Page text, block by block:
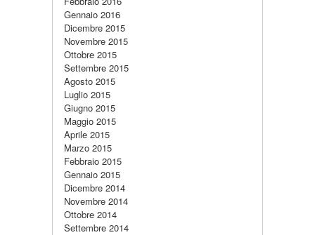
Gennaio 2016
Dicembre 2015
Novembre 2015
Ottobre 2015
Settembre 2015
Agosto 2015
Luglio 2015
Giugno 2015
Maggio 2015
Aprile 2015
Marzo 2015
Febbraio 2015
Gennaio 2015
Dicembre 2014
Novembre 2014
Ottobre 2014
Settembre 2014